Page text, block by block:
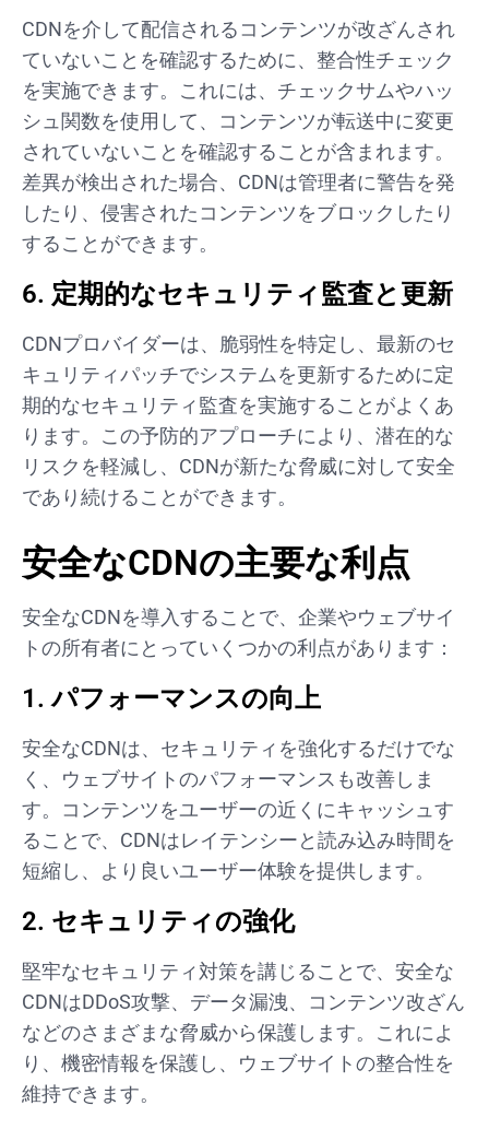
CDNを介して配信されるコンテンツが改ざんされ
ていないことを確認するために、整合性チェック
を実施できます。これには、チェックサムやハッ
シュ関数を使用して、コンテンツが転送中に変更
されていないことを確認することが含まれます。
差異が検出された場合、CDNは管理者に警告を発
したり、侵害されたコンテンツをブロックしたり
することができます。
6. 定期的なセキュリティ監査と更新
CDNプロバイダーは、脆弱性を特定し、最新のセ
キュリティパッチでシステムを更新するために定
期的なセキュリティ監査を実施することがよくあ
ります。この予防的アプローチにより、潜在的な
リスクを軽減し、CDNが新たな脅威に対して安全
であり続けることができます。
安全なCDNの主要な利点
安全なCDNを導入することで、企業やウェブサイ
トの所有者にとっていくつかの利点があります：
1. パフォーマンスの向上
安全なCDNは、セキュリティを強化するだけでな
く、ウェブサイトのパフォーマンスも改善しま
す。コンテンツをユーザーの近くにキャッシュす
ることで、CDNはレイテンシーと読み込み時間を
短縮し、より良いユーザー体験を提供します。
2. セキュリティの強化
堅牢なセキュリティ対策を講じることで、安全な
CDNはDDoS攻撃、データ漏洩、コンテンツ改ざん
などのさまざまな脅威から保護します。これによ
り、機密情報を保護し、ウェブサイトの整合性を
維持できます。